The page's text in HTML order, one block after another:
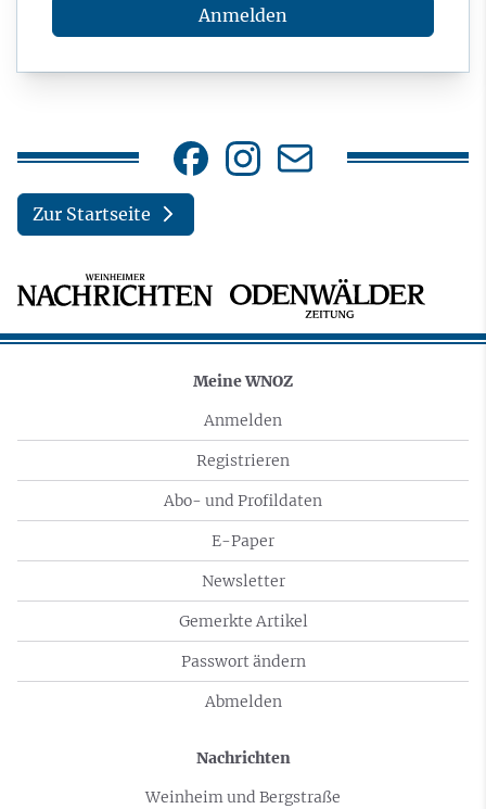
Anmelden
Zur Startseite
Meine WNOZ
Anmelden
Registrieren
Abo- und Profildaten
E-Paper
Newsletter
Gemerkte Artikel
Passwort ändern
Abmelden
Nachrichten
Weinheim und Bergstraße